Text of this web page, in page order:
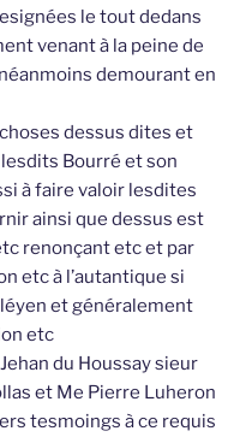
le tout dedans
venant à la peine de
demourant en
dessus dites et
Bourré et son
à faire valoir lesdites
ainsi que dessus est
renonçant etc et par
etc à l’autantique si
et généralement
etc
du Houssay sieur
et Me Pierre Luheron
tesmoings à ce requis